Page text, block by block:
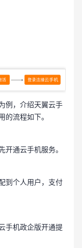
例，介绍天翼云手
的流程如下。
通云手机服务。
到个人用户，支付
手机政企版开通提